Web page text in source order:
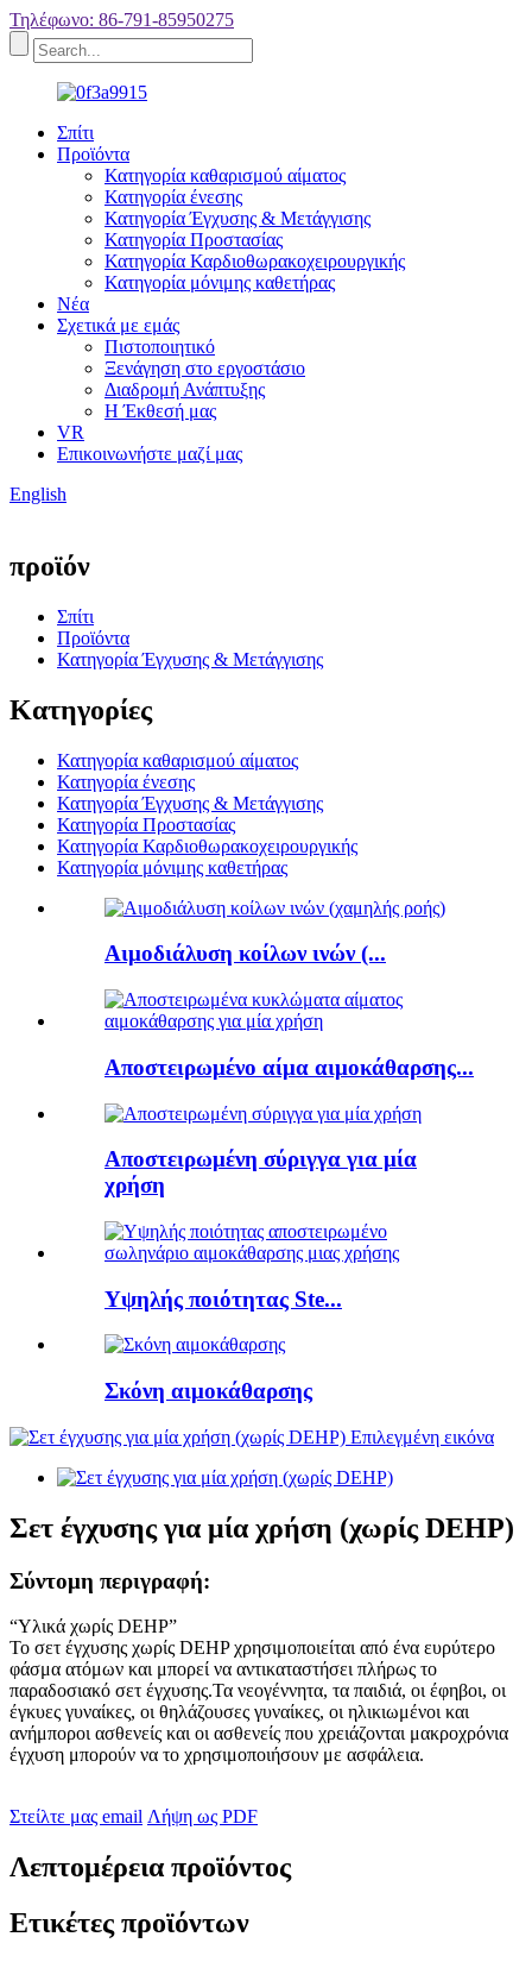
Τηλέφωνο: 86-791-85950275
Σπίτι
Προϊόντα
Κατηγορία καθαρισμού αίματος
Κατηγορία ένεσης
Κατηγορία Έγχυσης & Μετάγγισης
Κατηγορία Προστασίας
Κατηγορία Καρδιοθωρακοχειρουργικής
Κατηγορία μόνιμης καθετήρας
Νέα
Σχετικά με εμάς
Πιστοποιητικό
Ξενάγηση στο εργοστάσιο
Διαδρομή Ανάπτυξης
Η Έκθεσή μας
VR
Επικοινωνήστε μαζί μας
English
προϊόν
Σπίτι
Προϊόντα
Κατηγορία Έγχυσης & Μετάγγισης
Κατηγορίες
Κατηγορία καθαρισμού αίματος
Κατηγορία ένεσης
Κατηγορία Έγχυσης & Μετάγγισης
Κατηγορία Προστασίας
Κατηγορία Καρδιοθωρακοχειρουργικής
Κατηγορία μόνιμης καθετήρας
Αιμοδιάλυση κοίλων ινών (...
Αποστειρωμένο αίμα αιμοκάθαρσης...
Αποστειρωμένη σύριγγα για μία
χρήση
Υψηλής ποιότητας Ste...
Σκόνη αιμοκάθαρσης
Σετ έγχυσης για μία χρήση (χωρίς DEHP)
Σύντομη περιγραφή:
“Υλικά χωρίς DEHP”
Το σετ έγχυσης χωρίς DEHP χρησιμοποιείται από ένα ευρύτερο
φάσμα ατόμων και μπορεί να αντικαταστήσει πλήρως το
παραδοσιακό σετ έγχυσης.Τα νεογέννητα, τα παιδιά, οι έφηβοι, οι
έγκυες γυναίκες, οι θηλάζουσες γυναίκες, οι ηλικιωμένοι και
ανήμποροι ασθενείς και οι ασθενείς που χρειάζονται μακροχρόνια
έγχυση μπορούν να το χρησιμοποιήσουν με ασφάλεια.
Στείλτε μας email Λήψη ως PDF
Λεπτομέρεια προϊόντος
Ετικέτες προϊόντων